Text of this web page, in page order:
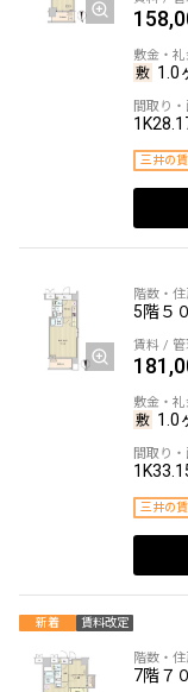
1.0
1K
三井の
5階５
1.0
1K
三井の
新着 賃料改定
7階７